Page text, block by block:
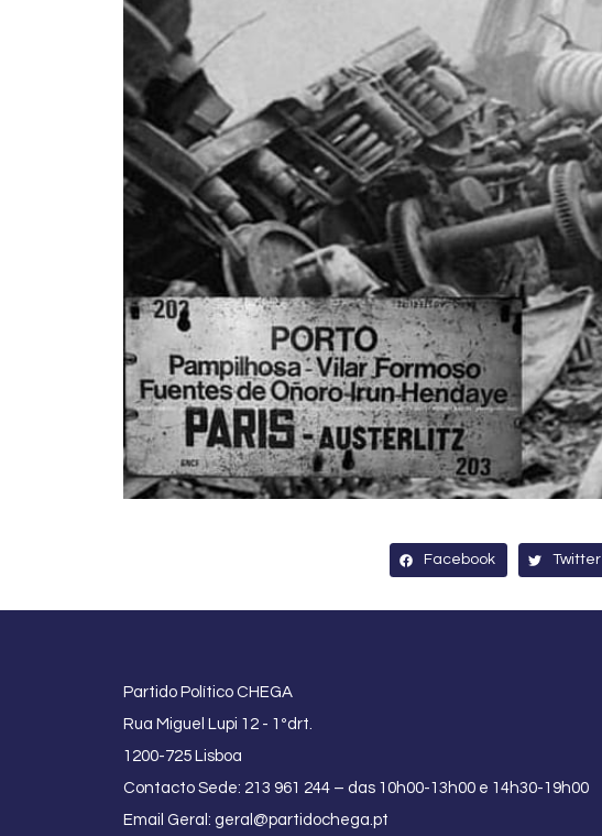
Facebook Twitter
Partido Político CHEGA
Rua Miguel Lupi 12 - 1ºdrt.
1200-725 Lisboa
Contacto Sede: 213 961 244 – das 10h00-13h00 e 14h30-19h00
Email Geral: geral@partidochega.pt